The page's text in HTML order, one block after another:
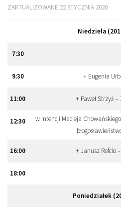
ZAKTUALIZOWANE 22 STYCZNIA 2020
Niedziela
7:30
9:30 + Eugenia
11:00 + Paweł Strzyż
12:30
w intencji Macieja
16:00 + Janusz Refcio
18:00
Poniedziałek